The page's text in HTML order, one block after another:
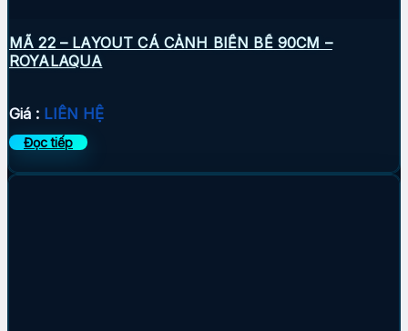
MÃ 22 – LAYOUT CÁ CẢNH BIỂN BỂ 90CM –
ROYALAQUA
Giá : LIÊN HỆ
Đọc tiếp